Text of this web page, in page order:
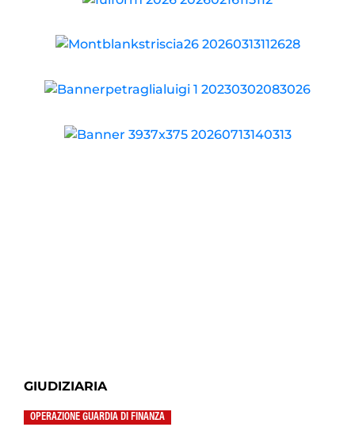
GIUDIZIARIA
OPERAZIONE GUARDIA DI FINANZA